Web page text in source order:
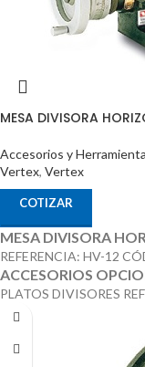
MESA DIVISORA
Accesorios y
Vertex, Vertex
COTIZAR
MESA DIVISORA
REFERENCIA: HV-12
ACCESORIOS
PLATOS DIVISORES